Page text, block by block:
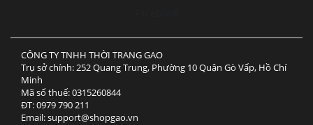
CÔNG TY TNHH THỜI TRANG GAO
Trụ sở chính: 252 Quang Trung, Phường 10 Quận Gò Vấp, Hồ Chí
Minh
Mã số thuế: 0315260844
ĐT: 0979 790 211
Email: support@shopgao.vn